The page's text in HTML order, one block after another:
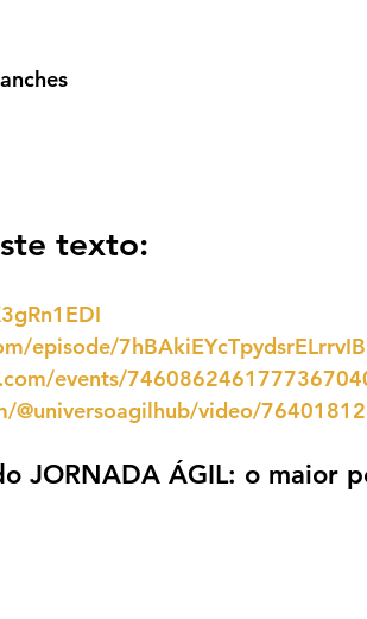
texto:
episode/7hBAkiEYcTpydsrELrrvIB
events/
video/
JORNADA ÁGIL: o maior